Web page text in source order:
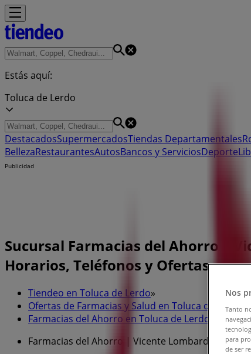
Estás aquí:
Toluca de Lerdo
DestacadosSupermercadosTiendas Departamentales
BellezaRestaurantesAutosBancos y ServiciosDeporte
Publicidad
Sucursal Farmacias del Ahorro |
Horarios, Teléfonos y Ofertas
Tiendeo en Toluca de Lerdo»
Ofertas de Farmacias y Salud en Toluca de Lerdo »
Farmacias del Ahorro en Toluca de Lerdo
Farmacias del Ahorro | Vicente Lombardo
Nos
Tanto
para
de ser